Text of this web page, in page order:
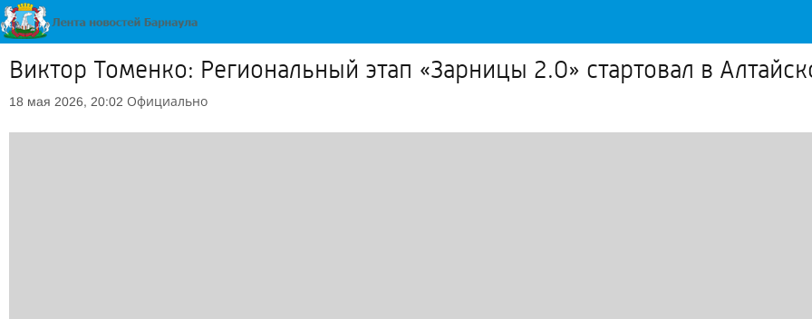
Виктор Томенко: Региональный этап «Зарницы 2.0» стартовал в
18 мая 2026, 20:02 Официально